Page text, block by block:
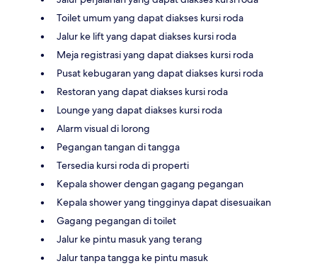
Toilet umum yang dapat diakses kursi roda
Jalur ke lift yang dapat diakses kursi roda
Meja registrasi yang dapat diakses kursi roda
Pusat kebugaran yang dapat diakses kursi roda
Restoran yang dapat diakses kursi roda
Lounge yang dapat diakses kursi roda
Alarm visual di lorong
Pegangan tangan di tangga
Tersedia kursi roda di properti
Kepala shower dengan gagang pegangan
Kepala shower yang tingginya dapat disesuaikan
Gagang pegangan di toilet
Jalur ke pintu masuk yang terang
Jalur tanpa tangga ke pintu masuk